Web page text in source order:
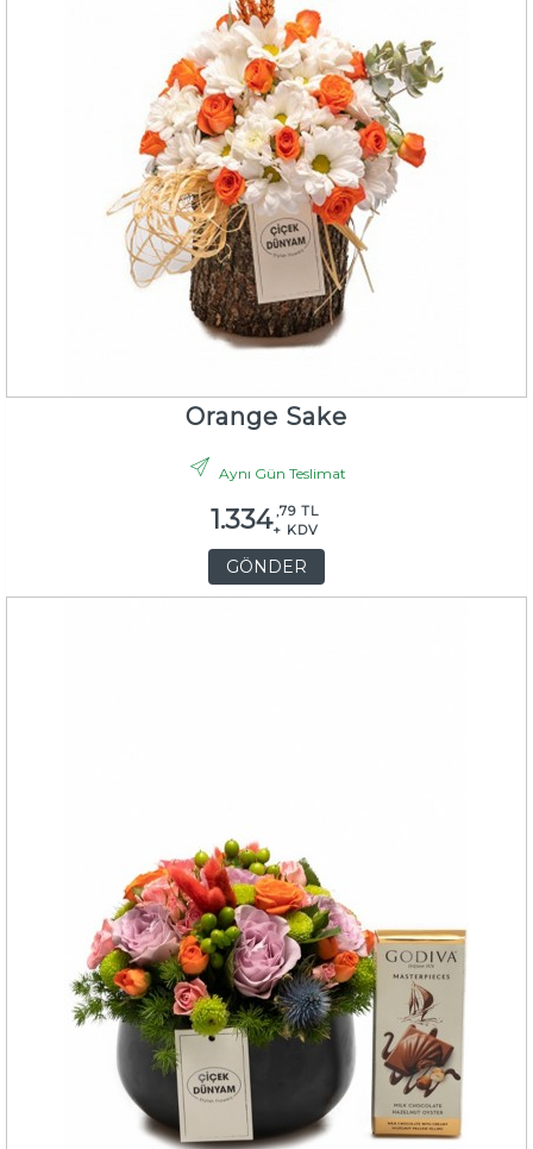
Orange Sake
Aynı Gün Teslimat
1.334 ,79 TL
+ KDV
GÖNDER